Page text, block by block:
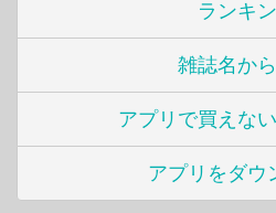
ランキ
雑誌名か
アプリで買えな
アプリをダウ